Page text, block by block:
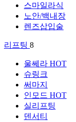
스마일라식
노안/백내장
렌즈삽입술
리프팅 8
울쎄라 HOT
슈링크
써마지
인모드 HOT
실리프팅
덴서티